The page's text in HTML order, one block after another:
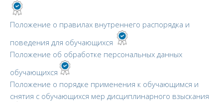
Положение о правилах внутреннего распорядка и
поведения для обучающихся
Положение об обработке персональных данных
обучающихся
Положение о порядке применения к обучающимся и
снятия с обучающихся мер дисциплинарного взыскания